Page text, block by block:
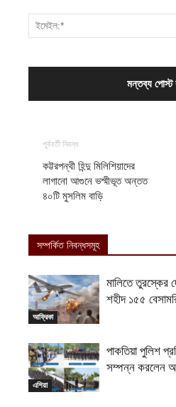
পূর্ববর্তী নিবন্ধ
কট্টরপন্থী হিন্দু মিলিশিয়াদের
লাগানো আগুনে ভস্মীভূত অন্তত
৪০টি মুসলিম বাড়ি
সম্পর্কিত নিবন্ধসমূহ
আফ্রিকা
মালিতে তুরস্কের
শহীদ ১৫৫
এশিয়া
পাকতিয়া পুলিশ
সম্পন্ন করলেন